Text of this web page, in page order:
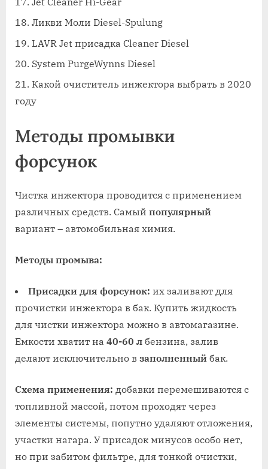
Ликви Моли Diesel-Spulung
LAVR Jet присадка Cleaner Diesel
System PurgeWynns Diesel
Какой очиститель инжектора выбрать в 2020
году
Методы промывки
форсунок
Чистка инжектора проводится с применением
различных средств. Самый популярный
вариант – автомобильная химия.
Методы промыва:
Присадки для форсунок: их заливают для
прочистки инжектора в бак. Купить жидкость
для чистки инжектора можно в автомагазине.
Емкости хватит на 40-60 л бензина, залив
делают исключительно в заполненный бак.
Схема применения: добавки перемешиваются с
топливной массой, потом проходят через
элементы системы, попутно удаляют отложения,
участки нагара. У присадок минусов особо нет,
но при забитом фильтре, для тонкой очистки,